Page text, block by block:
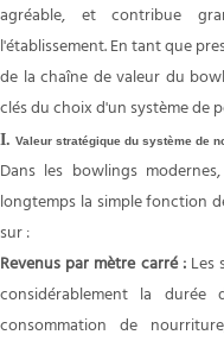
agréable, et contribue
l'établissement. En tant que
de la chaîne de valeur du
clés du choix d'un système de
I. Valeur stratégique du système de
Dans les bowlings
longtemps la simple fonction
sur :
Revenus par mètre carré :Les
considérablement la
consommation de